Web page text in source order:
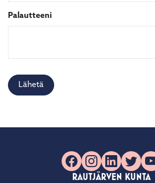
Palautteeni
Lähetä
Facebook
Instagram
LinkedIn
X
RAUTJÄRVEN KUNTA